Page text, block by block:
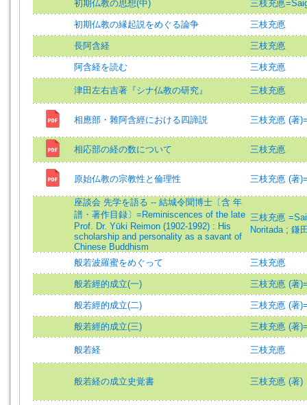
初期仏教の思想(中) 三枝充悳
初期仏教の縁起説をめぐる論争 三枝充悳
長阿含経 三枝充悳
阿含経を読む 三枝充悳
津田左右吉著『シナ仏教の研究』 三枝充悳
相應部・雜阿含經における四諦説 三枝充悳 (著
相応部の経の数について 三枝充悳
原始仏教の宗教性と倫理性 三枝充悳 (著
座談会 先学を語る -- 結城令聞博士〔含 年
譜・著作目録〕=Reminiscences of the late
Prof. Dr. Yūki Reimon (1902-1992) : His
scholarship and personality as a savant of
Chinese Buddhism
三枝充悳
Noritada ; 鎌
般若波羅蜜をめぐって 三枝充悳
般若經的成立(一) 三枝充悳 (著
般若經的成立(二) 三枝充悳 (著
般若經的成立(三) 三枝充悳 (著
般若経 三枝充悳
般若経の成立史覚書 三枝充悳 (著)